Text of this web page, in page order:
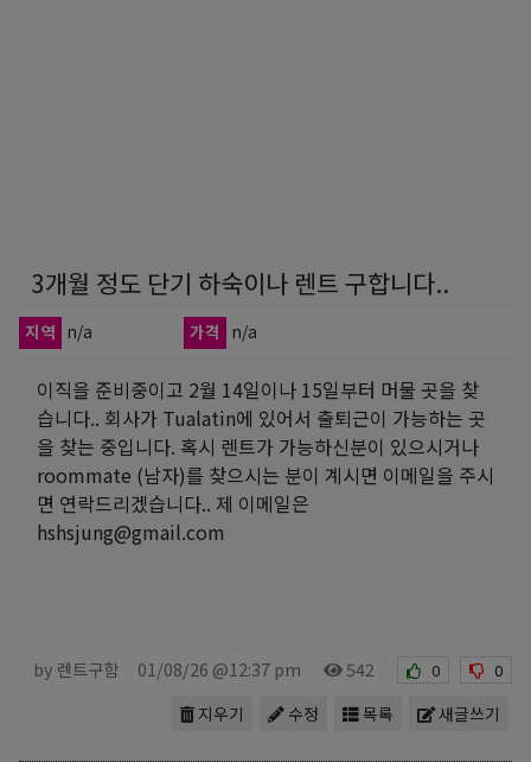
3개월 정도 단기 하숙이나 렌트 구합니다..
지역 n/a 가격 n/a
이직을 준비중이고 2월 14일이나 15일부터 머물 곳을 찾
습니다.. 회사가 Tualatin에 있어서 출퇴근이 가능하는 곳
을 찾는 중입니다. 혹시 렌트가 가능하신분이 있으시거나
roommate (남자)를 찾으시는 분이 계시면 이메일을 주시
면 연락드리겠습니다.. 제 이메일은
hshsjung@gmail.com
by 렌트구함 01/08/26 @12:37 pm 542 0 0
새글쓰기
목록
수정
지우기